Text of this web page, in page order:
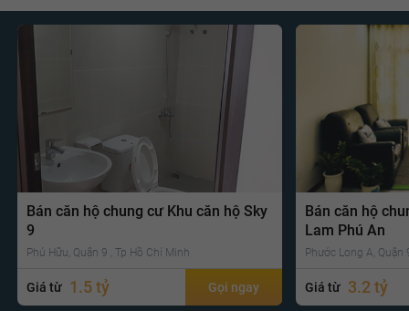
Bán căn hộ chung cư Khu căn hộ Sky
9
Phú Hữu, Quận 9 , Tp Hồ Chí Minh
Giá từ 1.5 tỷ Gọi ngay
Bán căn hộ
Lam Phú An
Phước Long A, Quận
Giá từ 3.2 tỷ